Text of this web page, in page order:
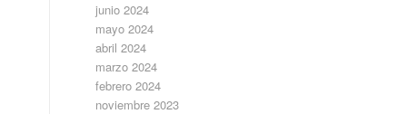
junio 2024
mayo 2024
abril 2024
marzo 2024
febrero 2024
noviembre 2023